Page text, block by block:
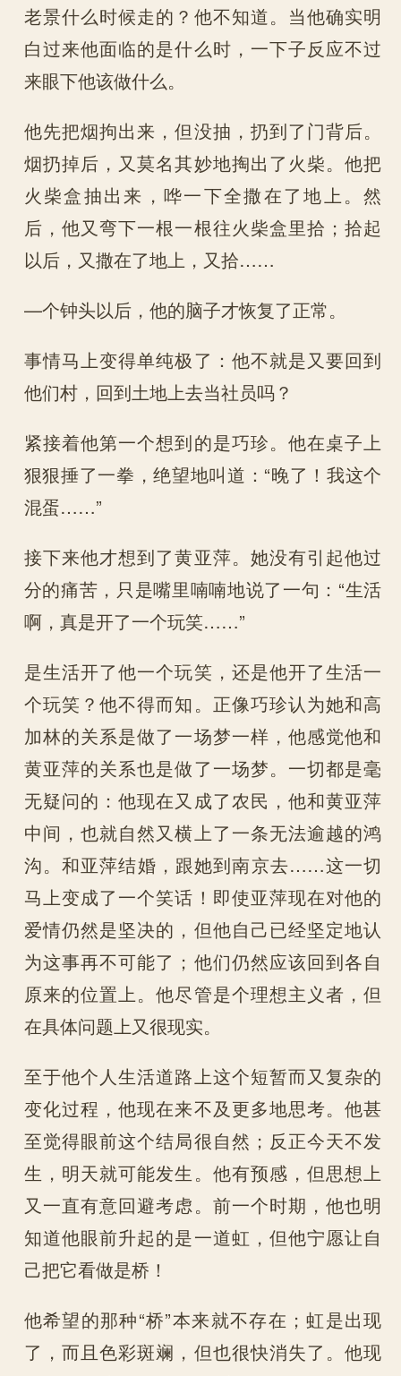
老景什么时候走的？他不知道。当他确实明
白过来他面临的是什么时，一下子反应不过
来眼下他该做什么。
他先把烟拘出来，但没抽，扔到了门背后。
烟扔掉后，又莫名其妙地掏出了火柴。他把
火柴盒抽出来，哗一下全撒在了地上。然
后，他又弯下一根一根往火柴盒里拾；拾起
以后，又撒在了地上，又拾……
—个钟头以后，他的脑子才恢复了正常。
事情马上变得单纯极了：他不就是又要回到
他们村，回到土地上去当社员吗？
紧接着他第一个想到的是巧珍。他在桌子上
狠狠捶了一拳，绝望地叫道：“晚了！我这个
混蛋……”
接下来他才想到了黄亚萍。她没有引起他过
分的痛苦，只是嘴里喃喃地说了一句：“生活
啊，真是开了一个玩笑……”
是生活开了他一个玩笑，还是他开了生活一
个玩笑？他不得而知。正像巧珍认为她和高
加林的关系是做了一场梦一样，他感觉他和
黄亚萍的关系也是做了一场梦。一切都是毫
无疑问的：他现在又成了农民，他和黄亚萍
中间，也就自然又横上了一条无法逾越的鸿
沟。和亚萍结婚，跟她到南京去……这一切
马上变成了一个笑话！即使亚萍现在对他的
爱情仍然是坚决的，但他自己已经坚定地认
为这事再不可能了；他们仍然应该回到各自
原来的位置上。他尽管是个理想主义者，但
在具体问题上又很现实。
至于他个人生活道路上这个短暂而又复杂的
变化过程，他现在来不及更多地思考。他甚
至觉得眼前这个结局很自然；反正今天不发
生，明天就可能发生。他有预感，但思想上
又一直有意回避考虑。前一个时期，他也明
知道他眼前升起的是一道虹，但他宁愿让自
己把它看做是桥！
他希望的那种“桥”本来就不存在；虹是出现
了，而且色彩斑斓，但也很快消失了。他现